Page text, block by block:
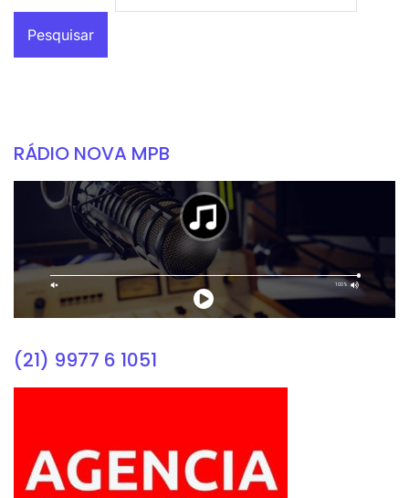
RÁDIO NOVA MPB
(21) 9977 6 1051